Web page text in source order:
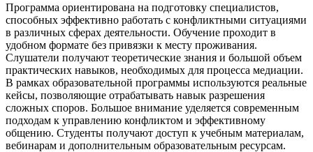
Программа ориентирована на подготовку специалистов,
способных эффективно работать с конфликтными ситуациями
в различных сферах деятельности. Обучение проходит в
удобном формате без привязки к месту проживания.
Слушатели получают теоретические знания и большой объем
практических навыков, необходимых для процесса медиации.
В рамках образовательной программы используются реальные
кейсы, позволяющие отрабатывать навык разрешения
сложных споров. Большое внимание уделяется современным
подходам к управлению конфликтом и эффективному
общению. Студенты получают доступ к учебным материалам,
вебинарам и дополнительным образовательным ресурсам.